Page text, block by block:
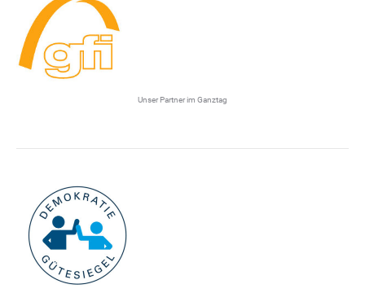
Unser Partner im Ganztag